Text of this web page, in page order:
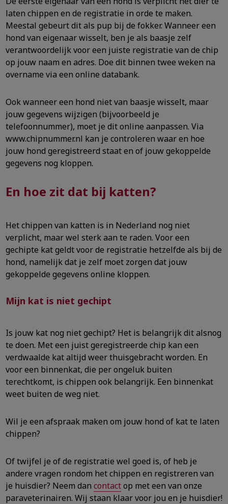
laten chippen en de registratie in orde te maken.
Meestal gebeurt dit als pup bij de fokker. Wanneer een
hond van eigenaar wisselt, ben je als baasje zelf
verantwoordelijk voor een juiste registratie van de chip
op jouw naam en adres. Doe dit binnen twee weken na
overname via een online databank.
Ook wanneer een hond niet van baasje wisselt, maar
jouw gegevens wijzigen (bijvoorbeeld je
telefoonnummer), moet je dit online aanpassen. Via
www.chipnummer.nl kan je controleren waar en hoe
jouw hond geregistreerd staat en of jouw gekoppelde
gegevens nog kloppen.
En hoe zit dat bij katten?
Het chippen van katten is in Nederland nog niet
verplicht, maar wel sterk aan te raden. Voor een
gechipte kat geldt voor de registratie hetzelfde als bij de
hond, namelijk dat je zelf moet zorgen dat jouw
gekoppelde gegevens online kloppen.
Mijn kat is niet gechipt
Is jouw kat nog niet gechipt? Het is belangrijk dit alsnog
te doen. Met een juist geregistreerde chip kan een
verdwaalde kat altijd weer thuisgebracht worden. En
voor een binnenkat, die per ongeluk buiten
terechtkomt, is chippen ook belangrijk. Een binnenkat
weet buiten de weg niet.
Wil je een afspraak maken om jouw hond of kat te laten
chippen?
Of twijfel je of de registratie wel goed is, of heb je
andere vragen rondom het chippen en registreren van
je huisdier? Neem dan contactop met een van onze
paraveterinairen. Wij staan klaar voor jou en je huisdier!